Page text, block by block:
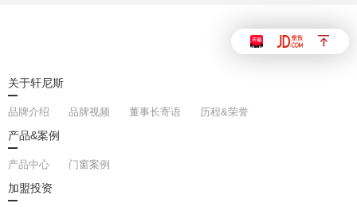
Hennissy海外官网
关于轩尼斯
品牌介绍 品牌视频 董事长寄语
历程&荣誉
产品&案例
产品中心
门窗案例
加盟投资